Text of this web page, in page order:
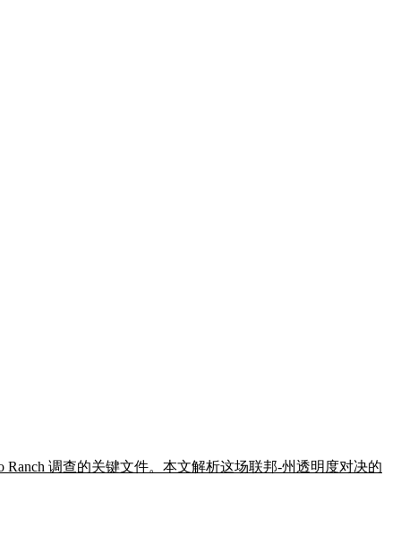
调查的关键文件。本文解析这场联邦-州透明度对决的